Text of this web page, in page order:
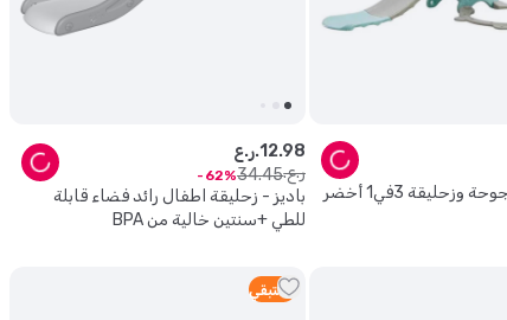
3في1 أخضر
باديز - زحليقة اطفال رائد فضاء قابلة
للطي +سنتين خالية من BPA
ر.ع.12.98
ر.ع.
34.45
62
1 متبقي